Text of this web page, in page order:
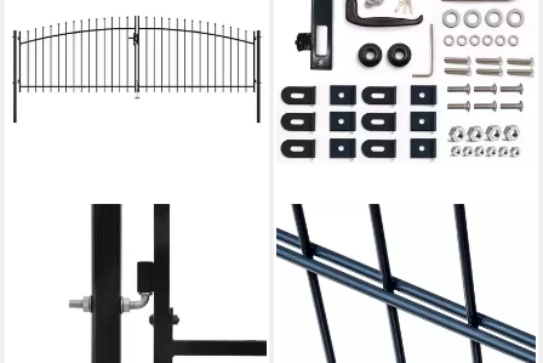
Gartentor Woerden mit
Speerspitze 400 x 174,5 cm
FISCHER UND ADAMEK
Gartentor Gartentor BASIC
Zauntor Gartenpforte, (Breite:
1000 Höhe: 800), inkl
Schließzylinder, 3 Schlüssel